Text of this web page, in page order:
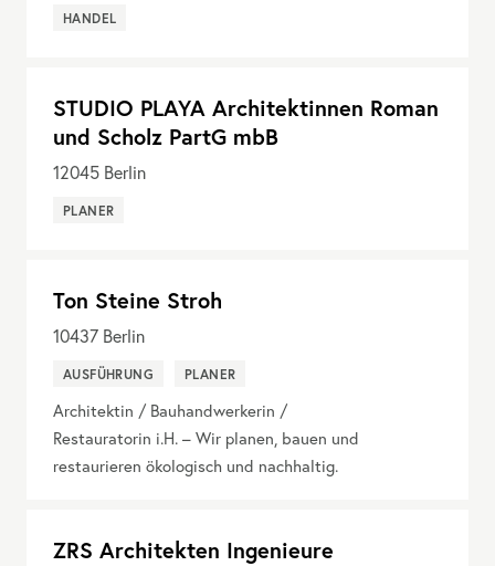
HANDEL
STUDIO PLAYA Architektinnen Roman
und Scholz PartG mbB
12045 Berlin
PLANER
Ton Steine Stroh
10437 Berlin
AUSFÜHRUNG PLANER
Architektin / Bauhandwerkerin /
Restauratorin i.H. – Wir planen, bauen und
restaurieren ökologisch und nachhaltig.
ZRS Architekten Ingenieure